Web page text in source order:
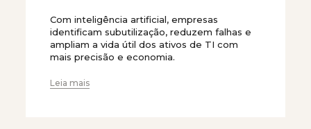
Com inteligência artificial, empresas
identificam subutilização, reduzem falhas e
ampliam a vida útil dos ativos de TI com
mais precisão e economia.
Leia mais